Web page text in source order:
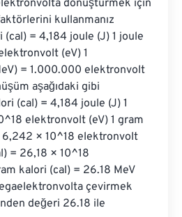
dönüştürmek için
kullanmanız
= 4,184 joule (J) 1 joule
(eV) 1
= 1.000.000 elektronvolt
aşağıdaki gibi
(cal) = 4,184 joule (J) 1
elektronvolt (eV) 1 gram
6,242 × 10^18 elektronvolt
= 26,18 × 10^18
kalori (cal) = 26.18 MeV
çevirmek
değeri 26.18 ile